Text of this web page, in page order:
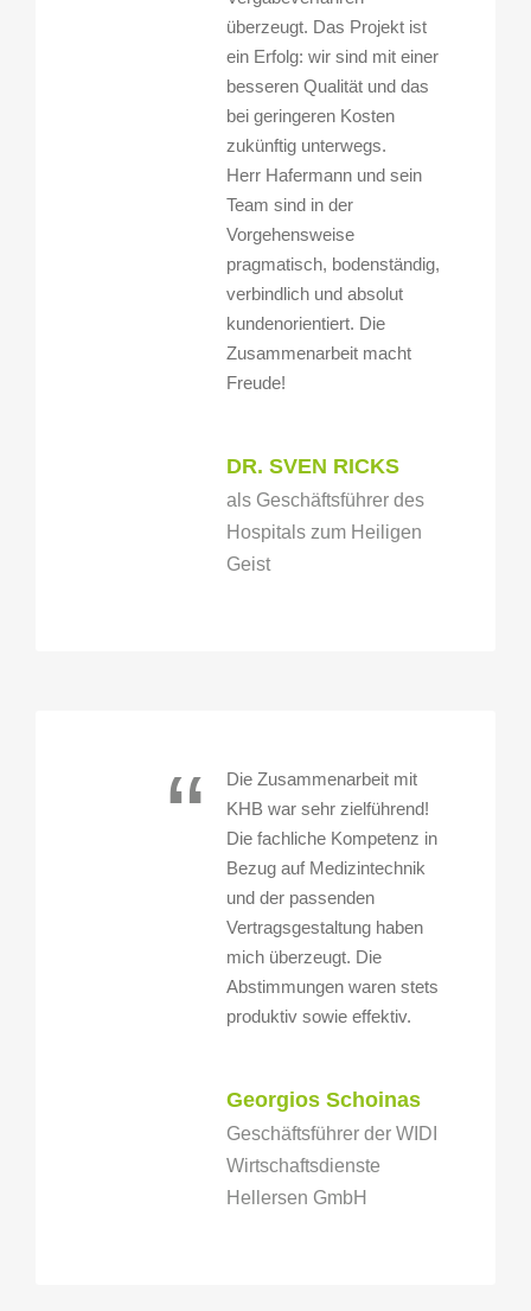
überzeugt. Das Projekt ist
ein Erfolg: wir sind mit einer
besseren Qualität und das
bei geringeren Kosten
zukünftig unterwegs.
Herr Hafermann und sein
Team sind in der
Vorgehensweise
pragmatisch, bodenständig,
verbindlich und absolut
kundenorientiert. Die
Zusammenarbeit macht
Freude!
DR. SVEN RICKS
als Geschäftsführer des
Hospitals zum Heiligen
Geist
“
Die Zusammenarbeit mit
KHB war sehr zielführend!
Die fachliche Kompetenz in
Bezug auf Medizintechnik
und der passenden
Vertragsgestaltung haben
mich überzeugt. Die
Abstimmungen waren stets
produktiv sowie effektiv.
Georgios Schoinas
Geschäftsführer der WIDI
Wirtschaftsdienste
Hellersen GmbH